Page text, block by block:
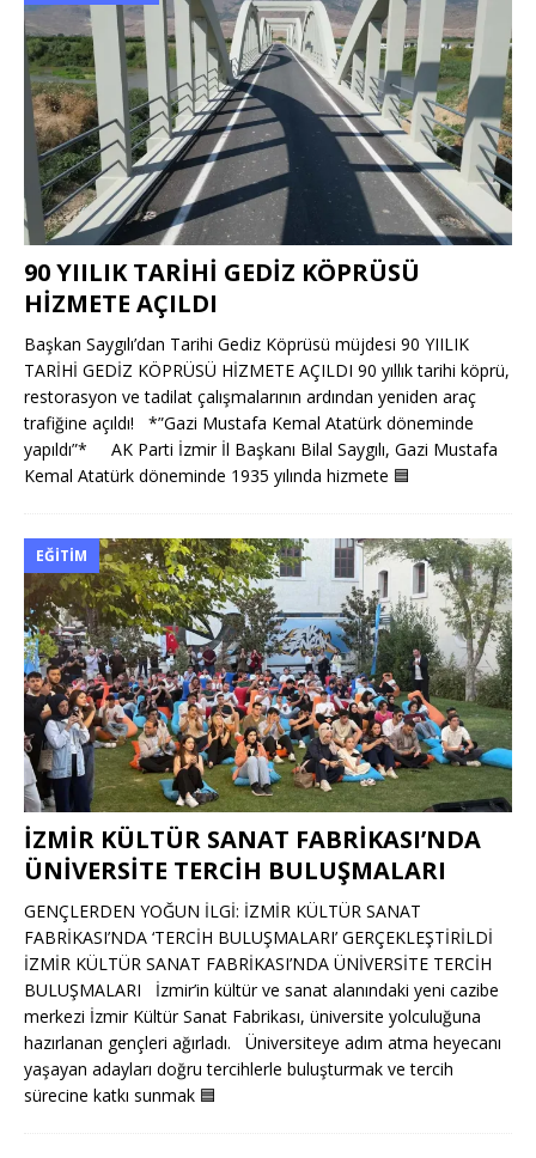
90 YIILIK TARİHİ GEDİZ KÖPRÜSÜ
HİZMETE AÇILDI
Başkan Saygılı’dan Tarihi Gediz Köprüsü müjdesi 90 YIILIK
TARİHİ GEDİZ KÖPRÜSÜ HİZMETE AÇILDI 90 yıllık tarihi köprü,
restorasyon ve tadilat çalışmalarının ardından yeniden araç
trafiğine açıldı! *”Gazi Mustafa Kemal Atatürk döneminde
yapıldı”* AK Parti İzmir İl Başkanı Bilal Saygılı, Gazi Mustafa
Kemal Atatürk döneminde 1935 yılında hizmete 🟦
EĞITIM
İZMİR KÜLTÜR SANAT FABRİKASI’NDA
ÜNİVERSİTE TERCİH BULUŞMALARI
GENÇLERDEN YOĞUN İLGİ: İZMİR KÜLTÜR SANAT
FABRİKASI’NDA ‘TERCİH BULUŞMALARI’ GERÇEKLEŞTİRİLDİ
İZMİR KÜLTÜR SANAT FABRİKASI’NDA ÜNİVERSİTE TERCİH
BULUŞMALARI İzmir’in kültür ve sanat alanındaki yeni cazibe
merkezi İzmir Kültür Sanat Fabrikası, üniversite yolculuğuna
hazırlanan gençleri ağırladı. Üniversiteye adım atma heyecanı
yaşayan adayları doğru tercihlerle buluşturmak ve tercih
sürecine katkı sunmak 🟦